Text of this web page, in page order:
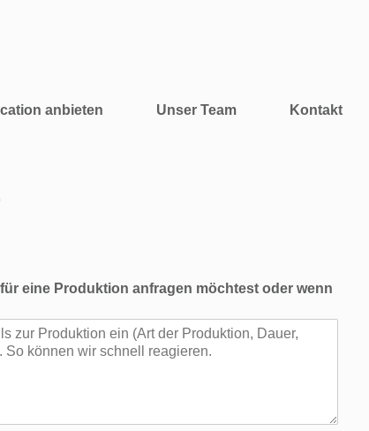
anbieten Unser Team Kontakt
eine Produktion anfragen möchtest oder wenn